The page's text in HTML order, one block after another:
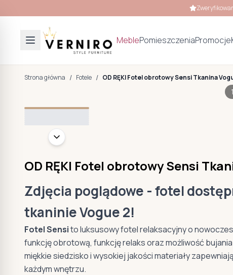
MeblePomieszczeniaPromocje
Strona główna / Fotele / OD RĘKI Fotel obrotowy Sensi Tkanina
1
OD RĘKI Fotel obrotowy Sensi
Zdjęcia poglądowe - fotel
tkaninie Vogue 2!
Fotel Sensito luksusowy fotel relaksacyjny o
funkcję obrotową, funkcję relaks oraz możliwość
miękkie siedzisko i wysokiej jakości materiały
każdym wnętrzu.